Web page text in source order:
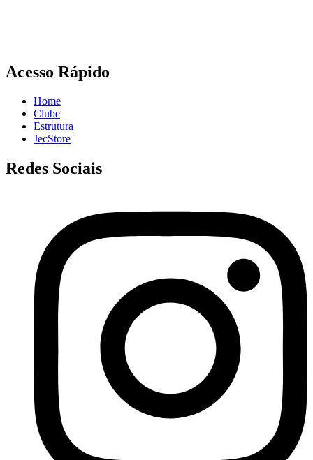
Acesso Rápido
Home
Clube
Estrutura
JecStore
Redes Sociais